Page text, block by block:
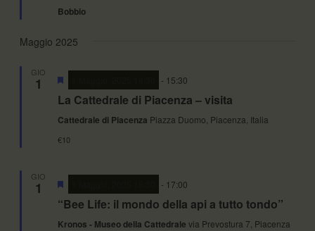
Bobbio
Maggio 2025
GIO
1 - 15:30
La Cattedrale di Piacenza – visita
Cattedrale di Piacenza Piazza Duomo, Piacenza, Italia
€10
GIO
1 - 17:00
“Bee Life: il mondo della api a tutto tondo”
Kronos - Museo della Cattedrale via Prevostura 7, Piacenza